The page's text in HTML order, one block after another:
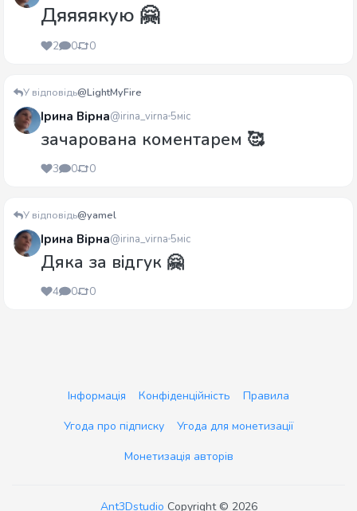
Дяяяякую 🤗
2 0 0
У відповідь@LightMyFire
Ірина Вірна@irina_virna 5міс
зачарована коментарем 🥰
3 0 0
У відповідь@yamel
Ірина Вірна@irina_virna 5міс
Дяка за відгук 🤗
4 0 0
Інформація Конфіденційність
Правила
Угода про підписку
Угода для монетизації
Монетизація авторів
Ant3Dstudio Copyright © 2026